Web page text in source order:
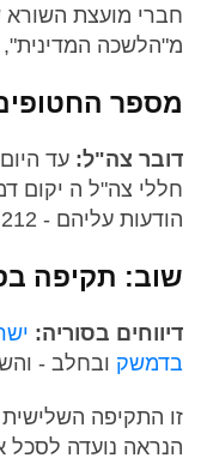
חברי מועצת השורא
מ"הלשכה המדינית",
מספר החטופים
דובר צה"ל:
חללי צה"ל ה יקום
הודעות עליהם - 212.
שוב: תקיפה
דיווחים בסוריה:
בדמשק ובחלב -
זו התקיפה
הנראה נועדה